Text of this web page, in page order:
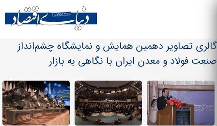
main
content
گالری تصاویر دهمین همایش و نمایشگاه چشم‌انداز
صنعت فولاد و معدن ایران با نگاهی به بازار